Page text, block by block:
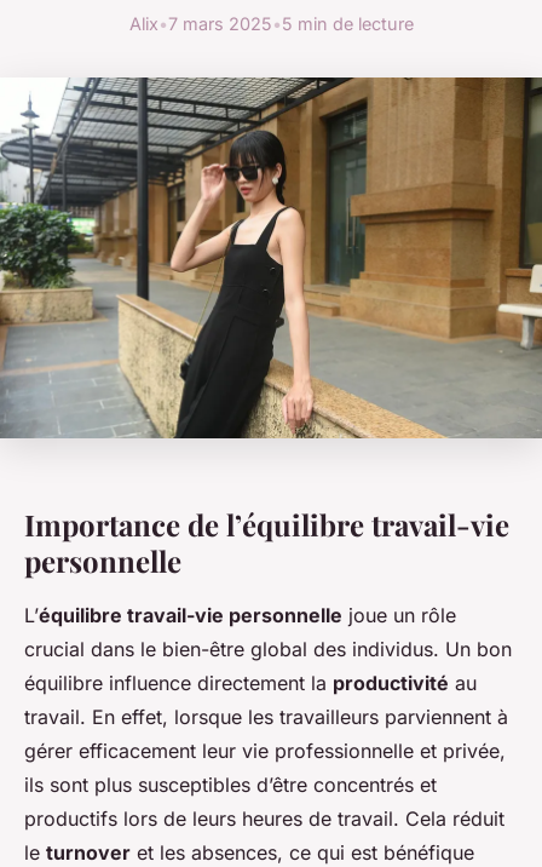
Alix•7 mars 2025•5 min de lecture
Importance de l’équilibre travail-vie
personnelle
L’équilibre travail-vie personnelle joue un rôle
crucial dans le bien-être global des individus. Un bon
équilibre influence directement la productivité au
travail. En effet, lorsque les travailleurs parviennent à
gérer efficacement leur vie professionnelle et privée,
ils sont plus susceptibles d’être concentrés et
productifs lors de leurs heures de travail. Cela réduit
le turnover et les absences, ce qui est bénéfique